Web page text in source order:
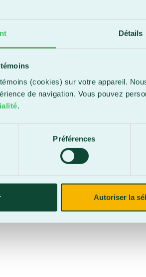
Détails
(cookies) sur votre appareil.
de navigation. Vous pouvez
.
Préférences
Autoriser la